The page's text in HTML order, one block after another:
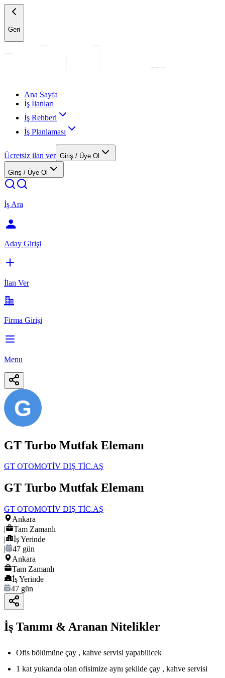
Geri
Ana Sayfa
İş İlanları
İş Rehberi
İş Planlaması
Ücretsiz ilan ver Giriş / Üye Ol
Giriş / Üye Ol
İş Ara
Aday Girişi
İlan Ver
Firma Girişi
Menu
G
GT Turbo Mutfak Elemanı
GT OTOMOTİV DIŞ TİC.AŞ
GT Turbo Mutfak Elemanı
GT OTOMOTİV DIŞ TİC.AŞ
Ankara
|
Tam Zamanlı
|
İş Yerinde
|
47 gün
Ankara
Tam Zamanlı
İş Yerinde
47 gün
İş Tanımı & Aranan Nitelikler
Ofis bölümüne çay , kahve servisi yapabilicek
1 kat yukarıda olan ofisimize aynı şekilde çay , kahve servisi